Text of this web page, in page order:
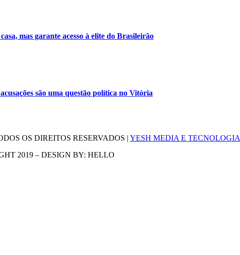
mas garante acesso à elite do Brasileirão
são uma questão política no Vitória
OS DIREITOS RESERVADOS | YESH MEDIA E TECNOLOGIA
2019 – DESIGN BY: HELLO